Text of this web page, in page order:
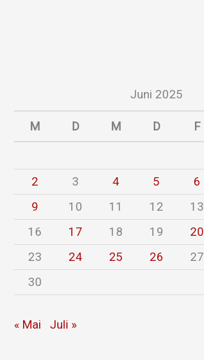
Juni 2025
M D M D F
2
3 4 5 6
9
10 11 12 13
16
17 18 19 20
23
24 25 26 27
30
« Mai Juli »